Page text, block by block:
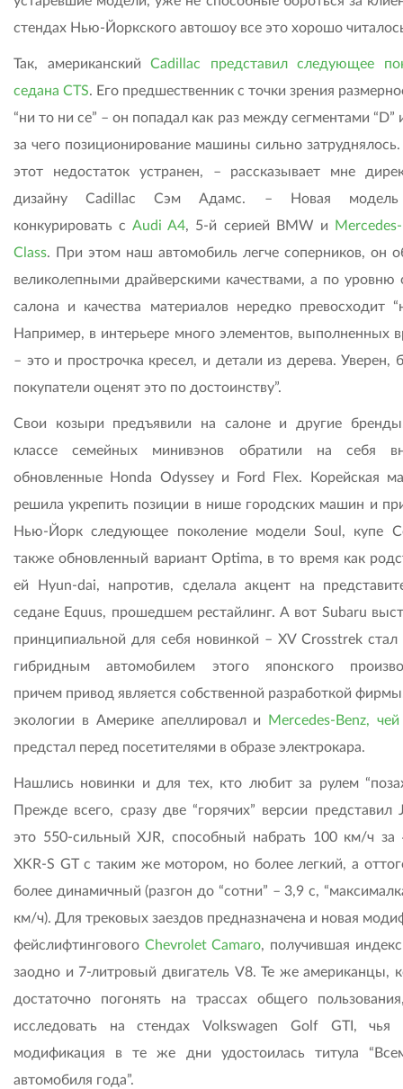
стендах Нью-Йоркского автошоу все это хорошо
Так, американскийCadillac представил следующее
седана CTS. Его предшественник с точки зрения
“ни то ни се” – он попадал как раз между сегментами “D” и
за чего позиционирование машины сильно затруднялось.
этот недостаток устранен, – рассказывает мне
дизайну Cadillac Сэм Адамс. – Новая модель
конкурировать сAudi A4, 5-й серией BMW и
Class. При этом наш автомобиль легче соперников, он
великолепными драйверскими качествами, а по уровню
салона и качества материалов нередко превосходит
Например, в интерьере много элементов, выполненных
– это и прострочка кресел, и детали из дерева. Уверен,
покупатели оценят это по достоинству”.
Свои козыри предъявили на салоне и другие
классе семейных минивэнов обратили на себя
обновленные Honda Odyssey и Ford Flex. Корейская
решила укрепить позиции в нише городских машин и
Нью-Йорк следующее поколение модели Soul, купе
также обновленный вариант Optima, в то время как
ей Hyun-dai, напротив, сделала акцент на
седане Equus, прошедшем рестайлинг. А вот Subaru
принципиальной для себя новинкой – XV Crosstrek
гибридным автомобилем этого японского
причем привод является собственной разработкой
экологии в Америке апеллировал и
Mercedes-Benz,
предстал перед посетителями в образе электрокара.
Нашлись новинки и для тех, кто любит за рулем
Прежде всего, сразу две “горячих” версии представил
это 550-сильный XJR, способный набрать 100 км/ч за
XKR-S GT с таким же мотором, но более легкий, а
более динамичный (разгон до “сотни” – 3,9 с,
км/ч). Для трековых заездов предназначена и новая
фейслифтингового Chevrolet Camaro, получившая
заодно и 7-литровый двигатель V8. Те же американцы,
достаточно погонять на трассах общего
исследовать на стендах Volkswagen Golf GTI, чья
модификация в те же дни удостоилась титула
автомобиля года”.